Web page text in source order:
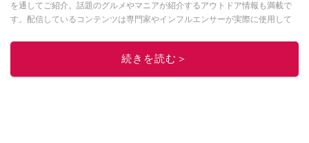
を通してご紹介。話題のグルメやマニアが紹介するアウトドア情報も満載で
す。配信しているコンテンツは専門家やインフルエンサーが実際に使用して
ニュースでフォロー
続きを読む＞